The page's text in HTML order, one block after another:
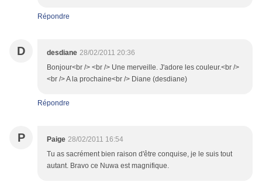
Répondre
D desdiane 28/02/2011 20:36
Bonjour<br /> <br /> Une merveille. J'adore les couleur.<br />
<br /> A la prochaine<br /> Diane (desdiane)
Répondre
P Paige 28/02/2011 16:54
Tu as sacrément bien raison d'être conquise, je le suis tout
autant. Bravo ce Nuwa est magnifique.